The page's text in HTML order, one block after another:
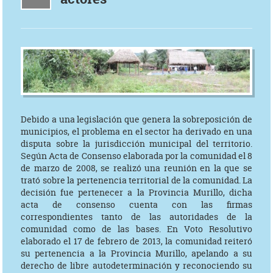
Debido a una legislación que genera la sobreposición de
municipios, el problema en el sector ha derivado en una
disputa sobre la jurisdicción municipal del territorio.
Según Acta de Consenso elaborada por la comunidad el 8
de marzo de 2008, se realizó una reunión en la que se
trató sobre la pertenencia territorial de la comunidad. La
decisión fue pertenecer a la Provincia Murillo, dicha
acta de consenso cuenta con las firmas
correspondientes tanto de las autoridades de la
comunidad como de las bases. En Voto Resolutivo
elaborado el 17 de febrero de 2013, la comunidad reiteró
su pertenencia a la Provincia Murillo, apelando a su
derecho de libre autodeterminación y reconociendo su